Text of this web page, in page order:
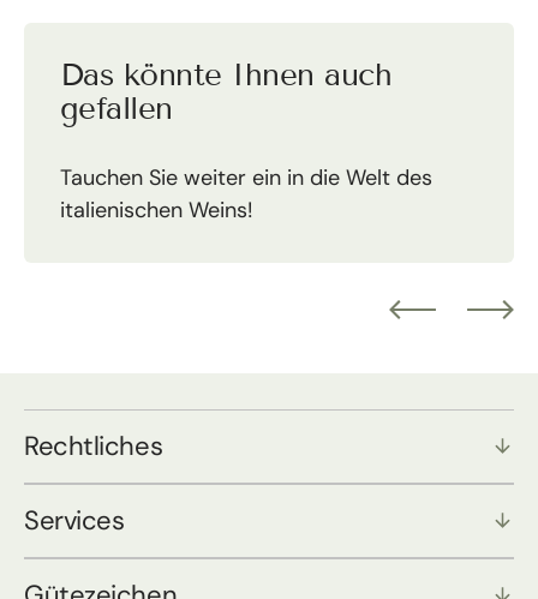
Das könnte Ihnen auch
gefallen
Tauchen Sie weiter ein in die Welt des
italienischen Weins!
Rechtliches
Services